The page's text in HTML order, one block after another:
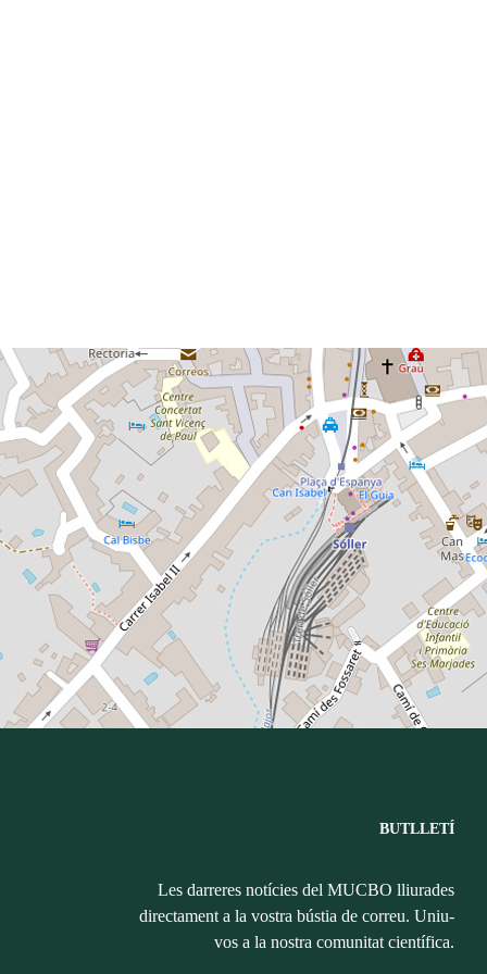
BUTLLETÍ
Les darreres notícies del MUCBO lliurades
directament a la vostra bústia de correu. Uniu-
vos a la nostra comunitat científica.